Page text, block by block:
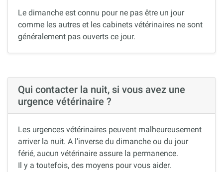
Le dimanche est connu pour ne pas être un jour
comme les autres et les cabinets vétérinaires ne sont
généralement pas ouverts ce jour.
Qui contacter la nuit, si vous avez une
urgence vétérinaire ?
Les urgences vétérinaires peuvent malheureusement
arriver la nuit. A l’inverse du dimanche ou du jour
férié, aucun vétérinaire assure la permanence.
Il y a toutefois, des moyens pour vous aider.